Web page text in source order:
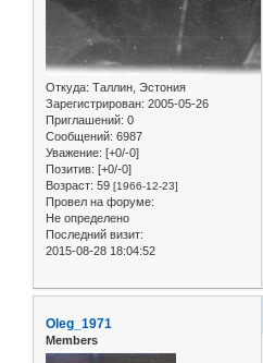
Откуда: Таллин, Эстония
Зарегистрирован: 2005-05-26
Приглашений: 0
Сообщений: 6987
Уважение: [+0/-0]
Позитив: [+0/-0]
Возраст: 59 [1966-12-23]
Провел на форуме:
Не определено
Последний визит:
2015-08-28 18:04:52
Oleg_1971
Members